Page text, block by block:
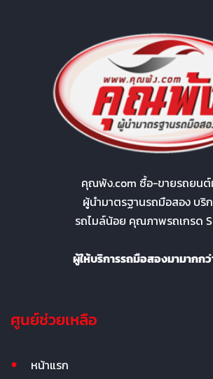
คุณพ้ง.com ซื้อ-ขายรถยนต์
ผู้นำมาตรฐานรถมือสอง บริ
รถไมล์น้อย คุณภาพรถเกรด
ผู้ให้บริการรถมือสองมามากก
ศูนย์ช่วยเหลือ
หน้าแรก